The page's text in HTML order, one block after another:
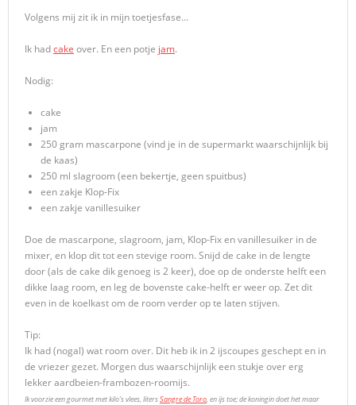
Volgens mij zit ik in mijn toetjesfase…
Ik hadcake over. En een potje jam.
Nodig:
cake
jam
250 gram mascarpone (vind je in de supermarkt waarschijnlijk bij
de kaas)
250 ml slagroom (een bekertje, geen spuitbus)
een zakje Klop-Fix
een zakje vanillesuiker
Doe de mascarpone, slagroom, jam, Klop-Fix en vanillesuiker in de
mixer, en klop dit tot een stevige room. Snijd de cake in de lengte
door (als de cake dik genoeg is 2 keer), doe op de onderste helft een
dikke laag room, en leg de bovenste cake-helft er weer op. Zet dit
even in de koelkast om de room verder op te laten stijven.
Tip:
Ik had (nogal) wat room over. Dit heb ik in 2 ijscoupes geschept en in
de vriezer gezet. Morgen dus waarschijnlijk een stukje over erg
lekker aardbeien-frambozen-roomijs.
Ik voorzie een gourmet met kilo’s vlees, litersSangre de Toro, en ijs toe; de koningin doet het maar